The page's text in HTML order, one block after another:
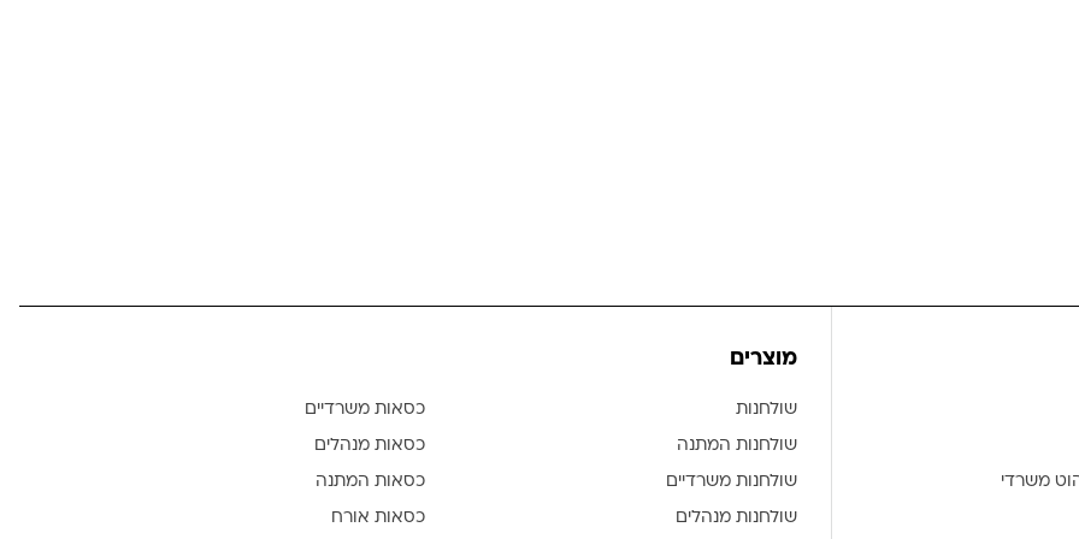
משרדי
מוצרים
שולחנות
שולחנות המתנה
שולחנות משרדיים
שולחנות מנהלים
כסאות משרדיים
כסאות מנהלים
כסאות המתנה
כסאות אורח